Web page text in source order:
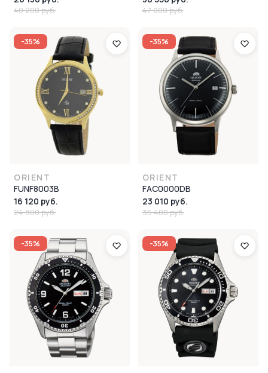
40 200 руб. 47 000 руб.
-35%
ORIENT
FUNF8003B
16 120 руб.
24 800 руб.
-35%
ORIENT
FAC0000DB
23 010 руб.
35 400 руб.
-35% -35%